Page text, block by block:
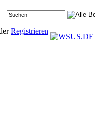
Registrieren